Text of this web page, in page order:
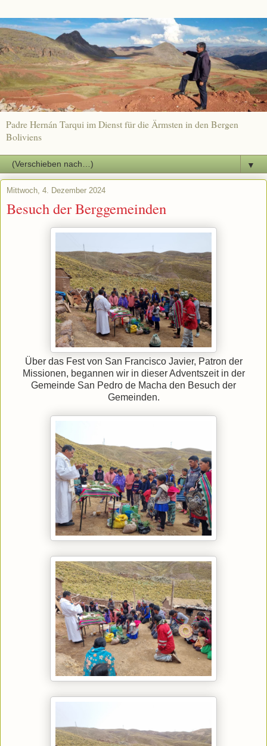
Padre Hernán Tarqui im Dienst für die Ärmsten in den Bergen
Boliviens
▼
Mittwoch, 4. Dezember 2024
Besuch der Berggemeinden
Über das Fest von San Francisco Javier, Patron der
Missionen, begannen wir in dieser Adventszeit in der
Gemeinde San Pedro de Macha den Besuch der
Gemeinden.